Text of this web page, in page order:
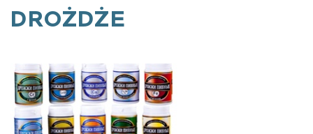
DROŻDŻE